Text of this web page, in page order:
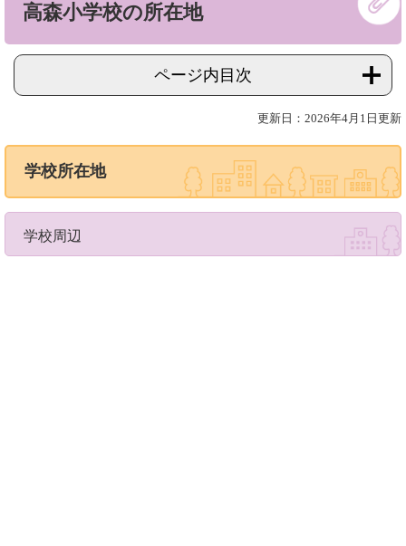
高森小学校の所在地
ページ内目次
更新日：2026年4月1日更新
学校所在地
学校周辺